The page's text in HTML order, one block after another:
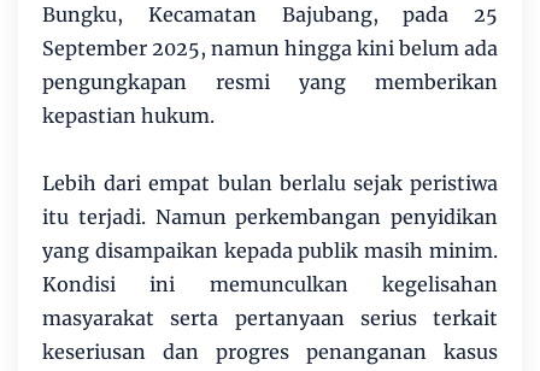
Bungku, Kecamatan Bajubang, pada 25
September 2025, namun hingga kini belum ada
pengungkapan resmi yang memberikan
kepastian hukum.
Lebih dari empat bulan berlalu sejak peristiwa
itu terjadi. Namun perkembangan penyidikan
yang disampaikan kepada publik masih minim.
Kondisi ini memunculkan kegelisahan
masyarakat serta pertanyaan serius terkait
keseriusan dan progres penanganan kasus